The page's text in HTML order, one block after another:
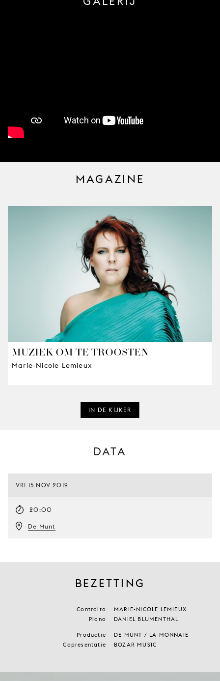
MAGAZINE
MUZIEK OM TE TROOSTEN
Marie-Nicole Lemieux
IN DE KIJKER
DATA
VRI 15 NOV 2019
20:00
De Munt
BEZETTING
Contralto
MARIE-NICOLE LEMIEUX
Piano
DANIEL BLUMENTHAL
Productie
DE MUNT / LA MONNAIE
Copresentatie
BOZAR MUSIC